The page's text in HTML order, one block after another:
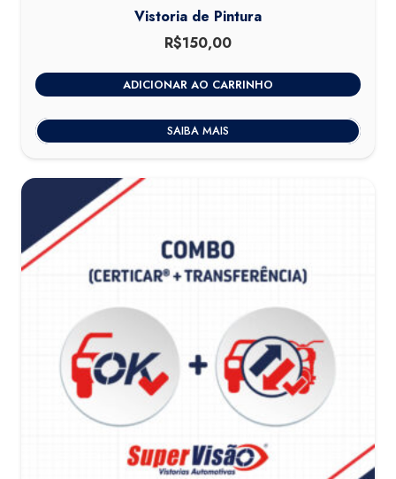
Vistoria de Pintura
R$150,00
ADICIONAR AO CARRINHO
SAIBA MAIS